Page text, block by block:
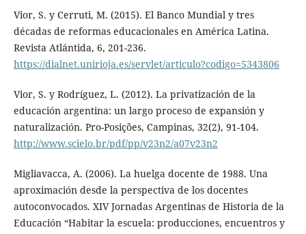
Vior, S. y Cerruti, M. (2015). El Banco Mundial y tres
décadas de reformas educacionales en América Latina.
Revista Atlántida, 6, 201-236.
https://dialnet.unirioja.es/servlet/articulo?codigo=5343806
Vior, S. y Rodríguez, L. (2012). La privatización de la
educación argentina: un largo proceso de expansión y
naturalización. Pro-Posições, Campinas, 32(2), 91-104.
http://www.scielo.br/pdf/pp/v23n2/a07v23n2
Migliavacca, A. (2006). La huelga docente de 1988. Una
aproximación desde la perspectiva de los docentes
autoconvocados. XIV Jornadas Argentinas de Historia de la
Educación “Habitar la escuela: producciones, encuentros y